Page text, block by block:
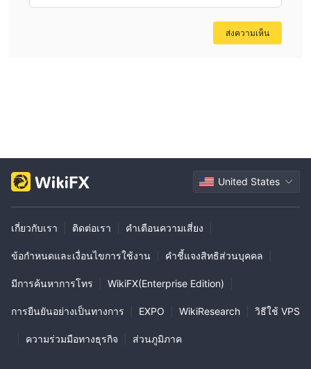
ส่งความเห็น
United States
เกี่ยวกับเรา ติดต่อเรา คำเตือนความเสี่ยง
ข้อกำหนดและเงื่อนไขการใช้งาน คำชี้แจงสิทธิส่วนบุคคล
มีการค้นหาการโทร WikiFX(Enterprise Edition)
การยืนยันอย่างเป็นทางการ EXPO WikiResearch วิธีใช้ VPS
ความร่วมมือทางธุรกิจ ส่วนภูมิภาค